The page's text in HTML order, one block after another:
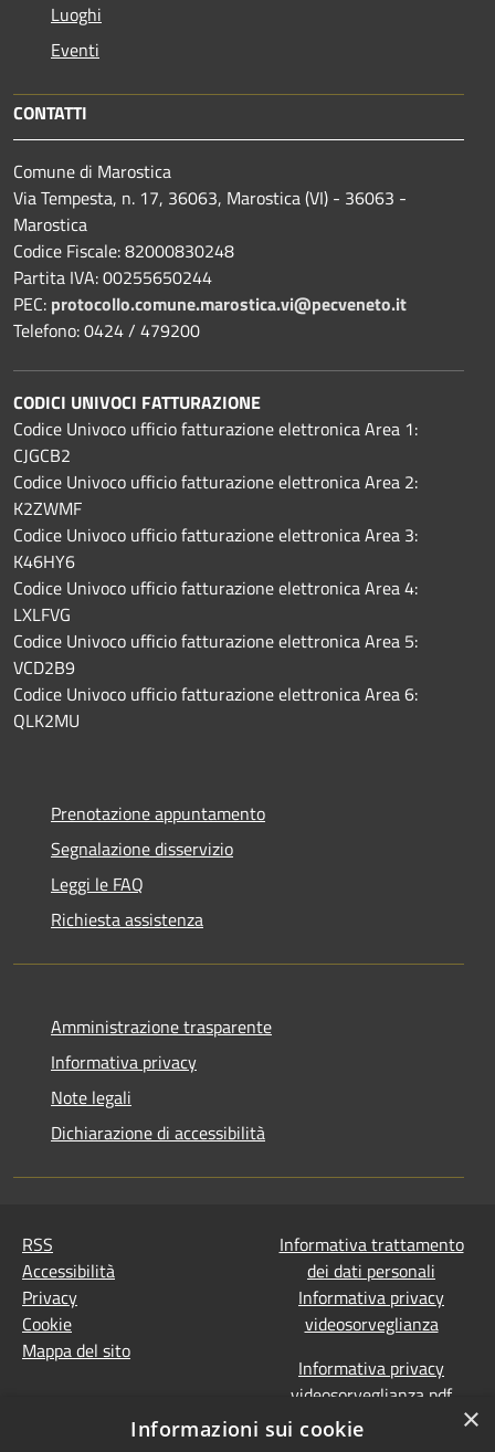
Luoghi
Eventi
CONTATTI
Comune di Marostica
Via Tempesta, n. 17, 36063, Marostica (VI) - 36063 -
Marostica
Codice Fiscale: 82000830248
Partita IVA: 00255650244
PEC: protocollo.comune.marostica.vi@pecveneto.it
Telefono: 0424 / 479200
CODICI UNIVOCI FATTURAZIONE
Codice Univoco ufficio fatturazione elettronica Area 1:
CJGCB2
Codice Univoco ufficio fatturazione elettronica Area 2:
K2ZWMF
Codice Univoco ufficio fatturazione elettronica Area 3:
K46HY6
Codice Univoco ufficio fatturazione elettronica Area 4:
LXLFVG
Codice Univoco ufficio fatturazione elettronica Area 5:
VCD2B9
Codice Univoco ufficio fatturazione elettronica Area 6:
QLK2MU
Prenotazione appuntamento
Segnalazione disservizio
Leggi le FAQ
Richiesta assistenza
Amministrazione trasparente
Informativa privacy
Note legali
Dichiarazione di accessibilità
RSS
Accessibilità
Privacy
Cookie
Mappa del sito
Informativa trattamento
dei dati personali
Informativa privacy
videosorveglianza
Informativa privacy
videosorveglianza pdf
Dichiarazione di
×
Informazioni sui cookie